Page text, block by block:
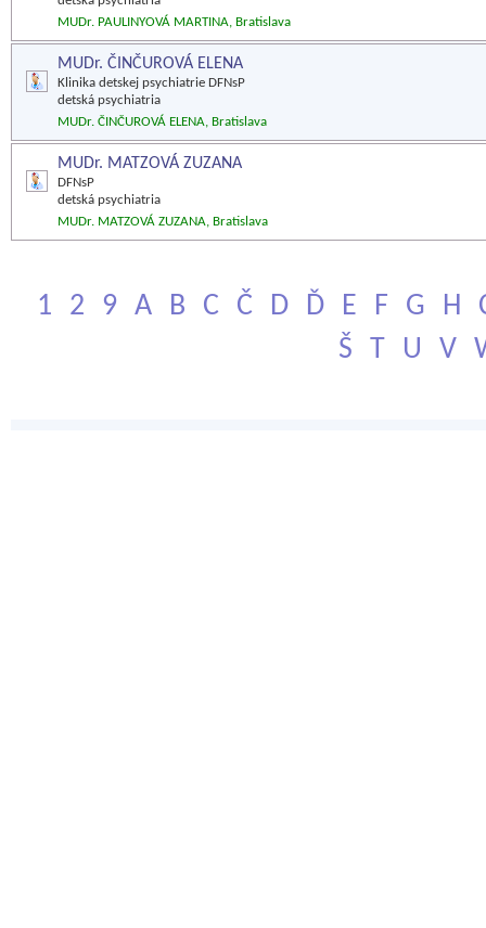
MUDr. PAULINYOVÁ MARTINA, Bratislava
MUDr. ČINČUROVÁ ELENA
Klinika detskej psychiatrie DFNsP
detská psychiatria
MUDr. ČINČUROVÁ ELENA, Bratislava
MUDr. MATZOVÁ ZUZANA
DFNsP
detská psychiatria
MUDr. MATZOVÁ ZUZANA, Bratislava
1 2 9 A B C Č D Ď E F G H
Š
T U V